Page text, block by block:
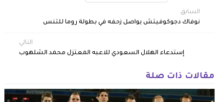
السابق
نوفاك دجوكوفيتش يواصل زحفه في بطولة روما للتنس
التالي
إستدعاء الهلال السعودي للاعبه المعتزل محمد الشلهوب
مقالات ذات صلة